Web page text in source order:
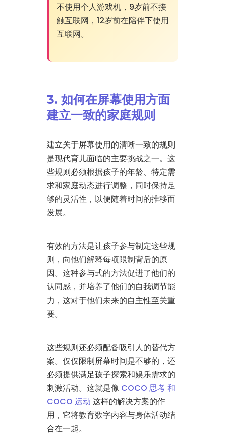
不使用个人游戏机，9岁前不接
触互联网，12岁前在陪伴下使用
互联网。
3. 如何在屏幕使用方面
建立一致的家庭规则
建立关于屏幕使用的清晰一致的规则
是现代育儿面临的主要挑战之一。这
些规则必须根据孩子的年龄、特定需
求和家庭动态进行调整，同时保持足
够的灵活性，以便随着时间的推移而
发展。
有效的方法是让孩子参与制定这些规
则，向他们解释每项限制背后的原
因。这种参与式的方法促进了他们的
认同感，并培养了他们的自我调节能
力，这对于他们未来的自主性至关重
要。
这些规则还必须配备吸引人的替代方
案。仅仅限制屏幕时间是不够的，还
必须提供满足孩子探索和娱乐需求的
刺激活动。这就是像 COCO 思考 和
COCO 运动 这样的解决方案的作
用，它将教育数字内容与身体活动结
合在一起。